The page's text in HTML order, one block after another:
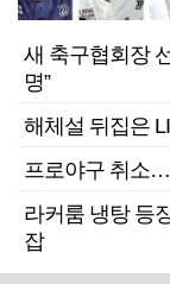
새 축구협회장
명”
해체설 뒤집은
프로야구 취소
라커룸 냉탕 등
잡